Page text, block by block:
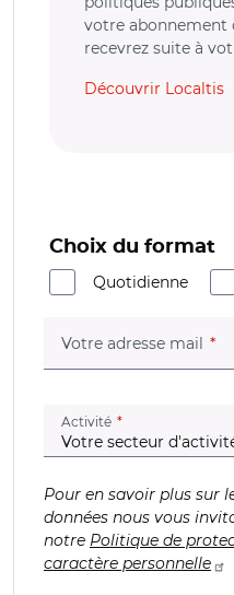
votre abonnement
recevrez suite à
Découvrir Localtis
Choix du format
Quotidienne
Votre adresse mail
Activité (champ
Pour en savoir plus sur
données nous vous
notre Politique de
caractère personnelle